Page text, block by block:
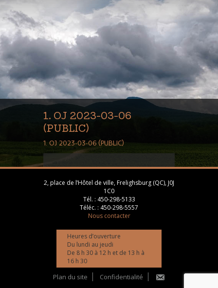
1. OJ 2023-03-06
(PUBLIC)
1. OJ 2023-03-06 (PUBLIC)
2, place de l’Hôtel de ville, Frelighsburg (QC), J0J
1C0
Tél. : 450-298-5133
Téléc. : 450-298-5557
Nous contacter
Heures d’ouverture
Du lundi au jeudi
De 8 h 30 à 12 h et de 13 h à
16 h 30
Plan du site
Confidentialité